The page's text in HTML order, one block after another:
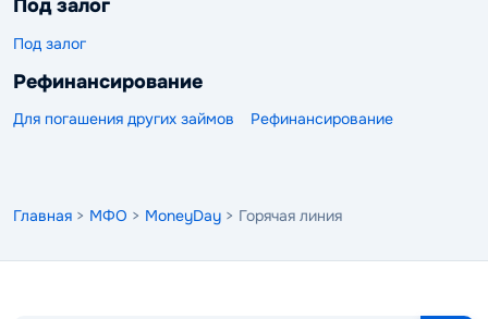
Под залог
Под залог
Рефинансирование
Для погашения других займов Рефинансирование
Главная > МФО > MoneyDay > Горячая линия